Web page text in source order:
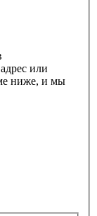
или
ниже, и мы